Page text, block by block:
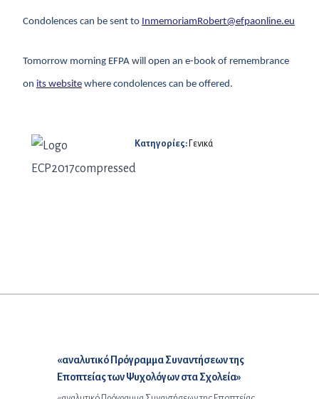
Condolences can be sent to InmemoriamRobert@efpaonline.eu
Tomorrow morning EFPA will open an e-book of remembrance
on its website where condolences can be offered.
Κατηγορίες: Γενικά
Προηγούμενο άρθρο:
«αναλυτικό Πρόγραμμα Συναντήσεων της
Εποπτείας των Ψυχολόγων στα Σχολεία»